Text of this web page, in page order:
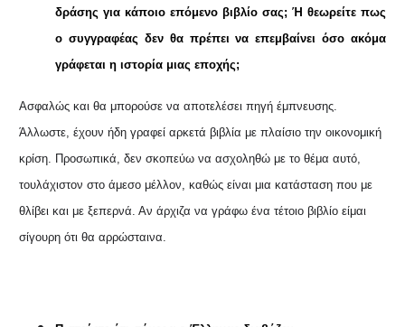
δράσης για κάποιο επόμενο βιβλίο σας; Ή θεωρείτε πως
ο συγγραφέας δεν θα πρέπει να επεμβαίνει όσο ακόμα
γράφεται η ιστορία μιας εποχής;
Ασφαλώς και θα μπορούσε να αποτελέσει πηγή έμπνευσης.
Άλλωστε, έχουν ήδη γραφεί αρκετά βιβλία με πλαίσιο την οικονομική
κρίση. Προσωπικά, δεν σκοπεύω να ασχοληθώ με το θέμα αυτό,
τουλάχιστον στο άμεσο μέλλον, καθώς είναι μια κατάσταση που με
θλίβει και με ξεπερνά. Αν άρχιζα να γράφω ένα τέτοιο βιβλίο είμαι
σίγουρη ότι θα αρρώσταινα.